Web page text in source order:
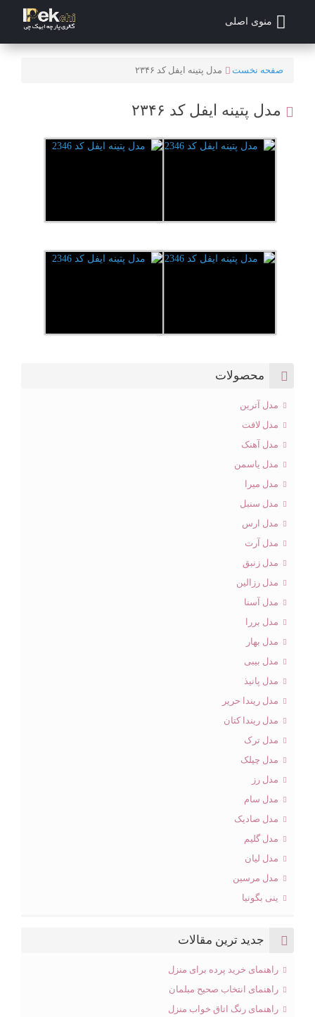
منوی اصلی
صفحه نخست مدل پتینه ایفل کد ۲۳۴۶
مدل پتینه ایفل کد ۲۳۴۶
محصولات
مدل آترین
مدل لافت
مدل آهنک
مدل یاسمن
مدل میرا
مدل سنبل
مدل ارس
مدل آرت
مدل زنبق
مدل رزالین
مدل آسنا
مدل بررا
مدل بهار
مدل بیبی
مدل پانیذ
مدل ریندا حریر
مدل ریندا کتان
مدل ترک
مدل چیلک
مدل رز
مدل سام
مدل صادیک
مدل گلیم
مدل لیان
مدل مرسین
ینی بگونیا
جدید ترین مقالات
راهنمای خرید پرده برای منزل
راهنمای انتخاب صحیح مبلمان
راهنمای رنگ اتاق خواب منزل